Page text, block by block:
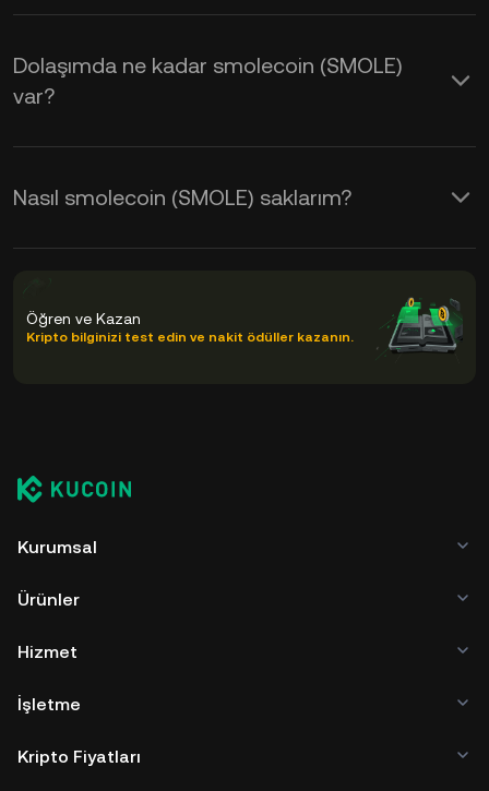
Dolaşımda ne kadar smolecoin (SMOLE)
var?
Nasıl smolecoin (SMOLE) saklarım?
Öğren ve Kazan
Kripto bilginizi test edin ve nakit ödüller kazanın.
Kurumsal
Ürünler
Hizmet
İşletme
Kripto Fiyatları